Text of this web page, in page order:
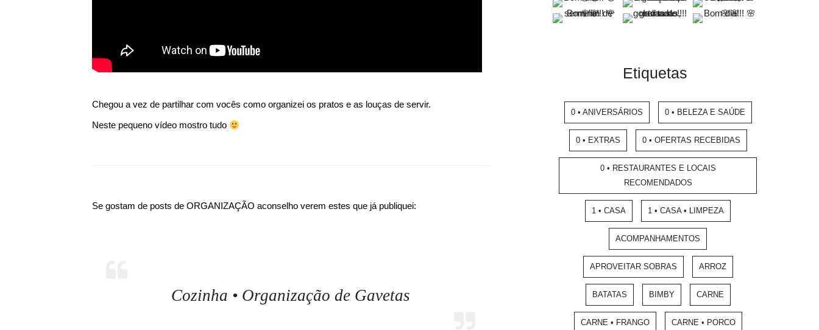
Chegou a vez de partilhar com vocês como organizei os pratos e as louças de servir.
Neste pequeno vídeo mostro tudo
Se gostam de posts de ORGANIZAÇÃO aconselho verem estes que já publiquei:
Cozinha • Organização de Gavetas
Etiquetas
0 • ANIVERSÁRIOS 0 • BELEZA E SAÚDE
0 • EXTRAS 0 • OFERTAS RECEBIDAS
0 • RESTAURANTES E LOCAIS
RECOMENDADOS
1 • CASA 1 • CASA • LIMPEZA
ACOMPANHAMENTOS
APROVEITAR SOBRAS ARROZ
BATATAS BIMBY CARNE
CARNE • FRANGO CARNE • PORCO